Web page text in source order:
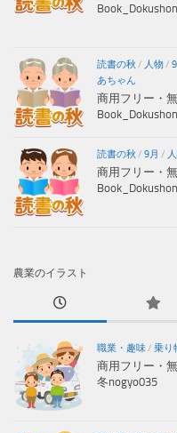
読書の秋 / 人物/
あちゃん
商用フリー・
読書の秋 / 9月 /
商用フリー・
農業のイラスト
職業・趣味/ 乗り
商用フリー・
冬nogyo035